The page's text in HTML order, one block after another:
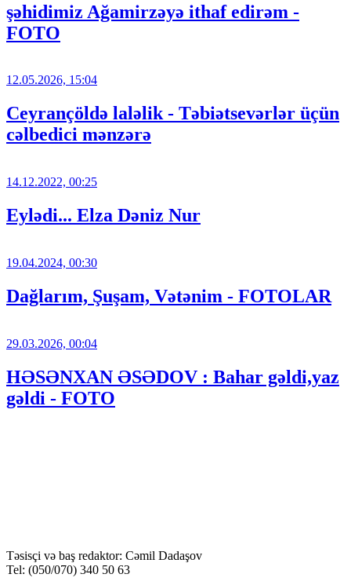
şəhidimiz Ağamirzəyə ithaf edirəm -
FOTO
12.05.2026, 15:04
Ceyrançöldə laləlik - Təbiətsevərlər üçün
cəlbedici mənzərə
14.12.2022, 00:25
Eylədi... Elza Dəniz Nur
19.04.2024, 00:30
Dağlarım, Şuşam, Vətənim - FOTOLAR
29.03.2026, 00:04
HƏSƏNXAN ƏSƏDOV : Bahar gəldi,yaz
gəldi - FOTO
Təsisçi və baş redaktor: Cəmil Dadaşov
Tel: (050/070) 340 50 63